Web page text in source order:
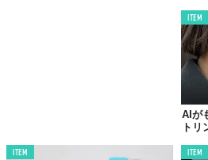
一体型の“完全ケーブルレス”充電器だ
ITEM
AIが
トリ
ITEM ITEM